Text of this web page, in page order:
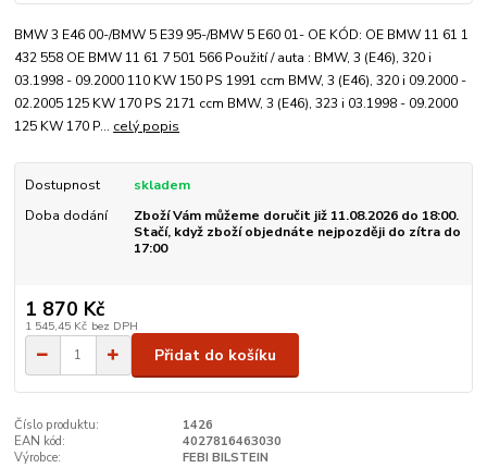
BMW 3 E46 00-/BMW 5 E39 95-/BMW 5 E60 01- OE KÓD: OE BMW 11 61 1
432 558 OE BMW 11 61 7 501 566 Použití / auta : BMW, 3 (E46), 320 i
03.1998 - 09.2000 110 KW 150 PS 1991 ccm BMW, 3 (E46), 320 i 09.2000 -
02.2005 125 KW 170 PS 2171 ccm BMW, 3 (E46), 323 i 03.1998 - 09.2000
125 KW 170 P... celý popis
Dostupnost
skladem
Doba dodání
Zboží Vám můžeme doručit již 11.08.2026 do 18:00.
Stačí, když zboží objednáte nejpozději do zítra do
17:00
1 870 Kč
1 545,45 Kč bez DPH
Přidat do košíku
Číslo produktu:
1426
EAN kód:
4027816463030
Výrobce:
FEBI BILSTEIN